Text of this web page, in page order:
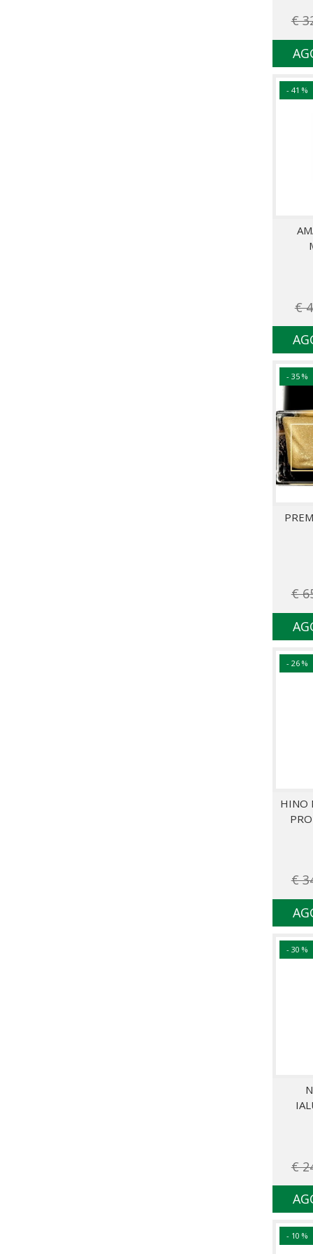
€
- 41 %
€
- 35 %
€
- 26 %
HINO
€
- 30 %
€
- 10 %